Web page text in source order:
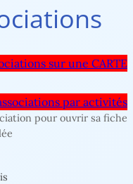
sur une CARTE
par activités
pour ouvrir sa fiche